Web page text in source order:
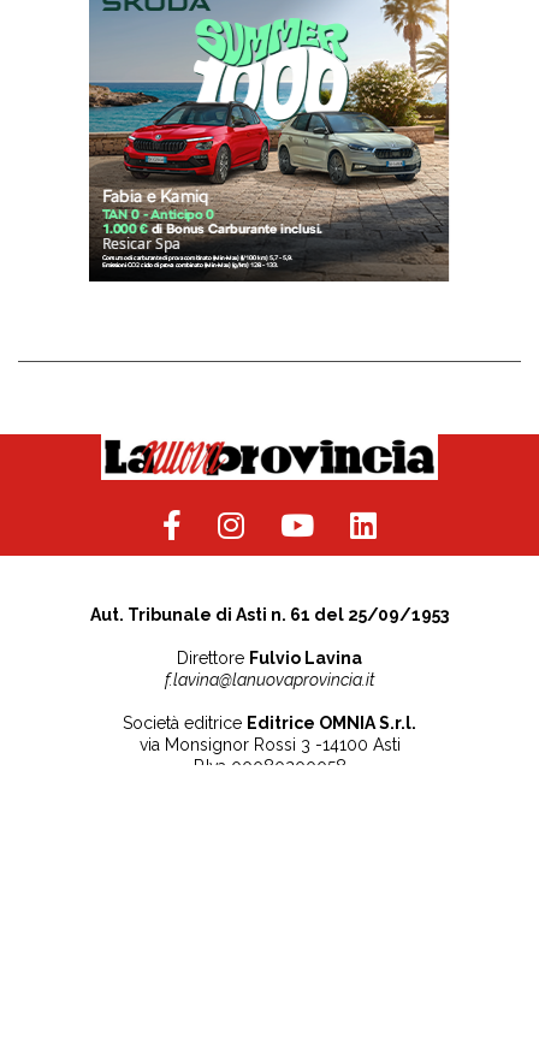
Aut. Tribunale di Asti n. 61 del 25/09/1953
Direttore Fulvio Lavina
f.lavina@lanuovaprovincia.it
Società editrice Editrice OMNIA S.r.l.
via Monsignor Rossi 3 -14100 Asti
P.Iva 00080200058